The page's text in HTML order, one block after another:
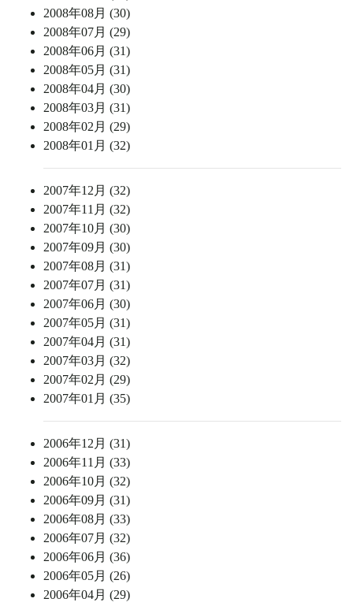
2008年08月 (30)
2008年07月 (29)
2008年06月 (31)
2008年05月 (31)
2008年04月 (30)
2008年03月 (31)
2008年02月 (29)
2008年01月 (32)
2007年12月 (32)
2007年11月 (32)
2007年10月 (30)
2007年09月 (30)
2007年08月 (31)
2007年07月 (31)
2007年06月 (30)
2007年05月 (31)
2007年04月 (31)
2007年03月 (32)
2007年02月 (29)
2007年01月 (35)
2006年12月 (31)
2006年11月 (33)
2006年10月 (32)
2006年09月 (31)
2006年08月 (33)
2006年07月 (32)
2006年06月 (36)
2006年05月 (26)
2006年04月 (29)